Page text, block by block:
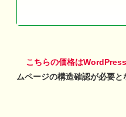
こちらの価格はWordPress
ムページの構造確認が必要と